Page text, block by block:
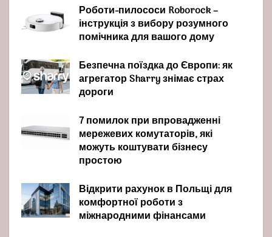
Роботи-пилососи Roborock –
інструкція з вибору розумного
помічника для вашого дому
Безпечна поїздка до Європи: як
агрегатор Sharry знімає страх
дороги
7 помилок при впровадженні
мережевих комутаторів, які
можуть коштувати бізнесу
простою
Відкрити рахунок в Польщі для
комфортної роботи з
міжнародними фінансами